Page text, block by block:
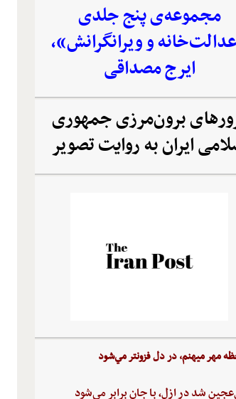
مجموعه‌‌ی پنج جلدی
و ویرانگرانش»،
ایرج مصداقی
برون‌مرزی جمهوری
ایران به روایت تصویر
مهر ميهنم،‌ در دل‌ فزونتر مي‌شود
شد در ازل،‌ با جان‌ برابر مي‌شود